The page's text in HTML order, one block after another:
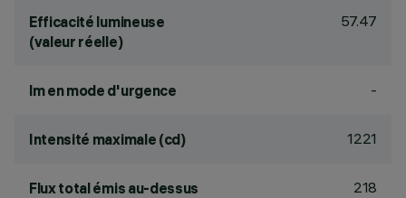
Efficacité lumineuse
(valeur réelle)
57.47
lm en mode d'urgence -
Intensité maximale (cd) 1221
Flux total émis au-dessus
218